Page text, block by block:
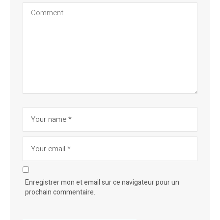
Enregistrer mon et email sur ce navigateur pour un
prochain commentaire.